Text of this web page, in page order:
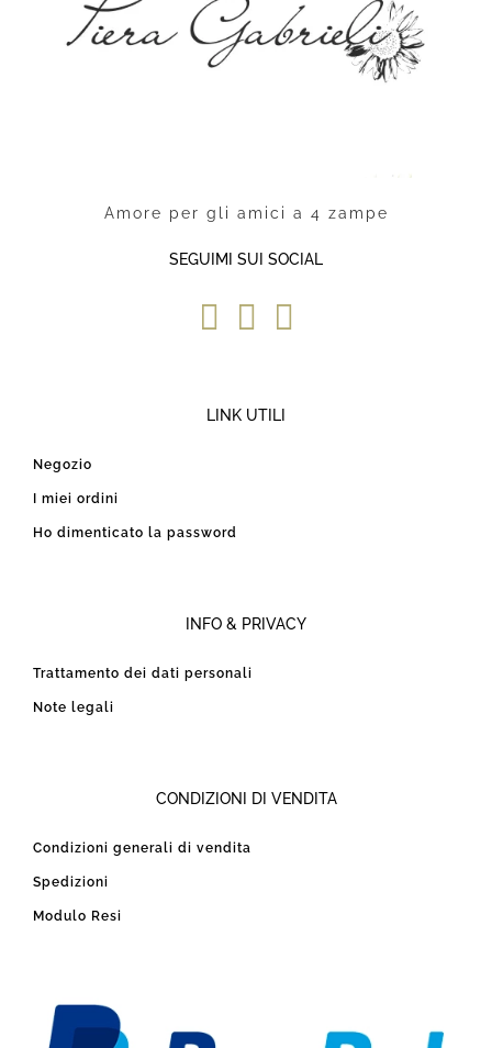
Amore per gli amici a 4 zampe
SEGUIMI SUI SOCIAL
LINK UTILI
Negozio
I miei ordini
Ho dimenticato la password
INFO & PRIVACY
Trattamento dei dati personali
Note legali
CONDIZIONI DI VENDITA
Condizioni generali di vendita
Spedizioni
Modulo Resi